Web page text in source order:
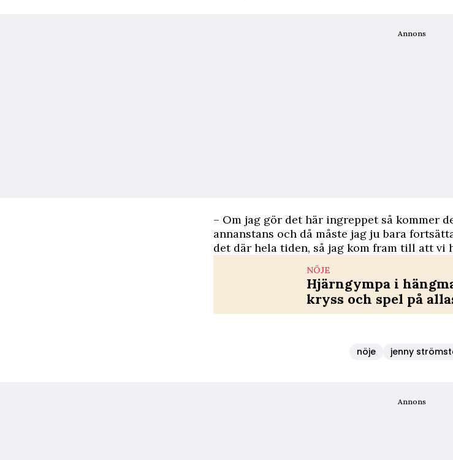
Annons
– Om jag gör det här ingreppet så kommer
annanstans och då måste jag ju bara
det där hela tiden, så jag kom fram till att vi
NÖJE
Hjärngympa i
kryss och spel på
nöje jenny
Annons